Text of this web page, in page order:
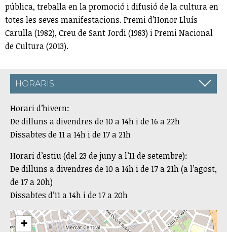
pública, treballa en la promoció i difusió de la cultura en
totes les seves manifestacions. Premi d’Honor Lluís
Carulla (1982), Creu de Sant Jordi (1983) i Premi Nacional
de Cultura (2013).
HORARIS
Horari d’hivern:
De dilluns a divendres de 10 a 14h i de 16 a 22h
Dissabtes de 11 a 14h i de 17 a 21h
Horari d’estiu (del 23 de juny a l’11 de setembre):
De dilluns a divendres de 10 a 14h i de 17 a 21h (a l’agost,
de 17 a 20h)
Dissabtes d’11 a 14h i de 17 a 20h
+